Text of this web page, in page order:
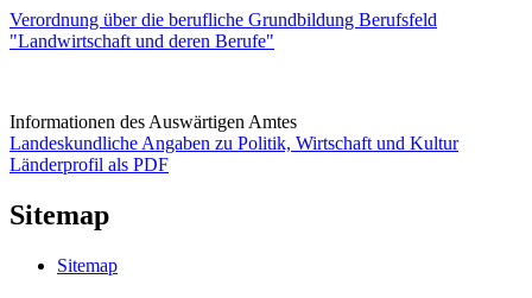
Verordnung über die berufliche Grundbildung Berufsfeld
"Landwirtschaft und deren Berufe"
Informationen des Auswärtigen Amtes
Landeskundliche Angaben zu Politik, Wirtschaft und Kultur
Länderprofil als PDF
Sitemap
Sitemap